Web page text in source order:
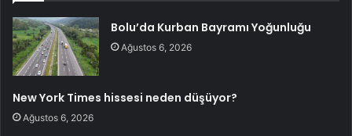
Bolu’da Kurban Bayramı Yoğunluğu
Ağustos 6, 2026
New York Times hissesi neden düşüyor?
Ağustos 6, 2026